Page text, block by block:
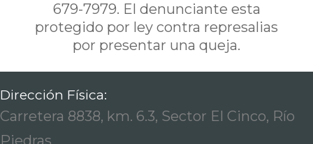
679-7979. El denunciante esta
protegido por ley contra represalias
por presentar una queja.
Dirección Física:
Carretera 8838, km. 6.3, Sector El Cinco, Río
Piedras